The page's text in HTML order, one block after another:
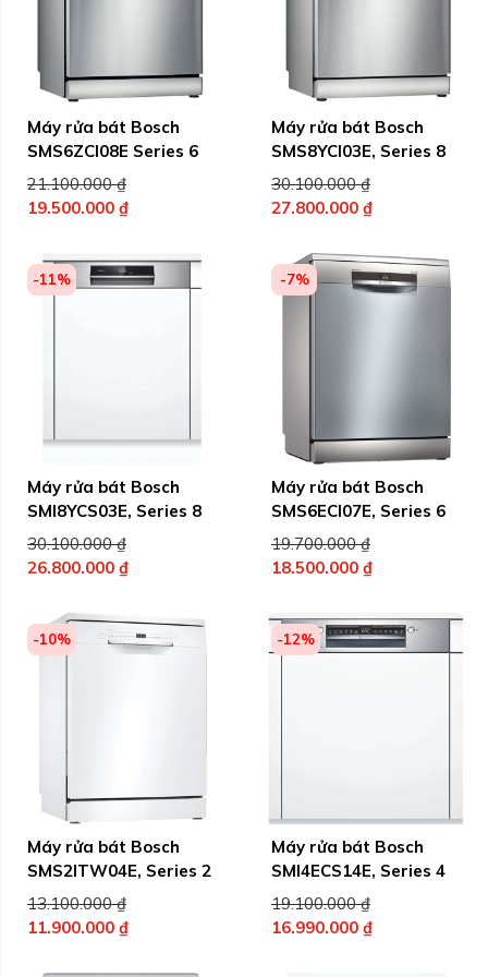
Máy rửa bát Bosch
SMS6ZCI08E Series 6
21.100.000₫Giá
gốc
21.100.000 ₫.
19.500.000 ₫
hiện
tại
là:
Máy rửa bát Bosch
SMS8YCI03E, Series 8
30.100.000₫Giá
gốc
30.100.000 ₫.
27.800.000 ₫
hiện
tại
là:
-11%
Máy rửa bát Bosch
SMI8YCS03E, Series 8
30.100.000₫Giá
gốc
30.100.000 ₫.
26.800.000 ₫
tại
là:
-7%
Máy rửa bát Bosch
SMS6ECI07E, Series 6
19.700.000₫Giá
gốc
19.700.000 ₫.
18.500.000 ₫
hiện
tại
là:
-10%
Máy rửa bát Bosch
SMS2ITW04E, Series 2
13.100.000₫Giá
gốc
11.900.000 ₫
-12%
Máy rửa bát Bosch
SMI4ECS14E, Series 4
19.100.000₫Giá
gốc
16.990.000 ₫